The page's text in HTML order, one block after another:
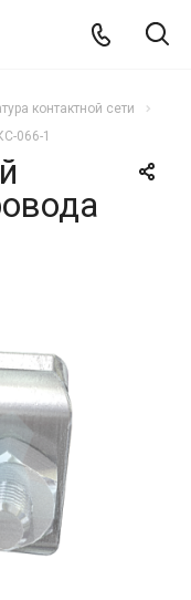
контактной сети
066-1